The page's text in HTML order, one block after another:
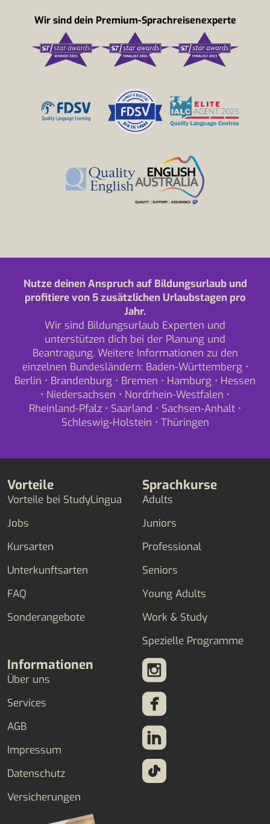
Wir sind dein Premium-Sprachreisenexperte
Nutze deinen Anspruch auf Bildungsurlaub und
profitiere von 5 zusätzlichen Urlaubstagen pro
Jahr.
Wir sind Bildungsurlaub Experten und
unterstützen dich bei der Planung und
Beantragung. Weitere Informationen zu den
einzelnen Bundesländern: Baden-Württemberg•
Berlin • Brandenburg • Bremen • Hamburg • Hessen
• Niedersachsen • Nordrhein-Westfalen •
Rheinland-Pfalz • Saarland • Sachsen-Anhalt •
Schleswig-Holstein • Thüringen
Vorteile
Vorteile bei StudyLingua
Jobs
Kursarten
Unterkunftsarten
FAQ
Sonderangebote
Sprachkurse
Adults
Juniors
Professional
Seniors
Young Adults
Work & Study
Spezielle Programme
Informationen
Über uns
Services
AGB
Impressum
Datenschutz
Versicherungen